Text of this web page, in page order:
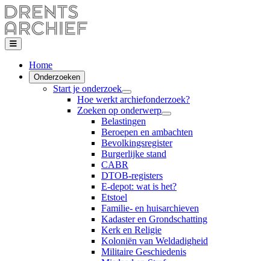
Home
Onderzoeken
Start je onderzoek
Hoe werkt archiefonderzoek?
Zoeken op onderwerp
Belastingen
Beroepen en ambachten
Bevolkingsregister
Burgerlijke stand
CABR
DTOB-registers
E-depot: wat is het?
Etstoel
Familie- en huisarchieven
Kadaster en Grondschatting
Kerk en Religie
Koloniën van Weldadigheid
Militaire Geschiedenis